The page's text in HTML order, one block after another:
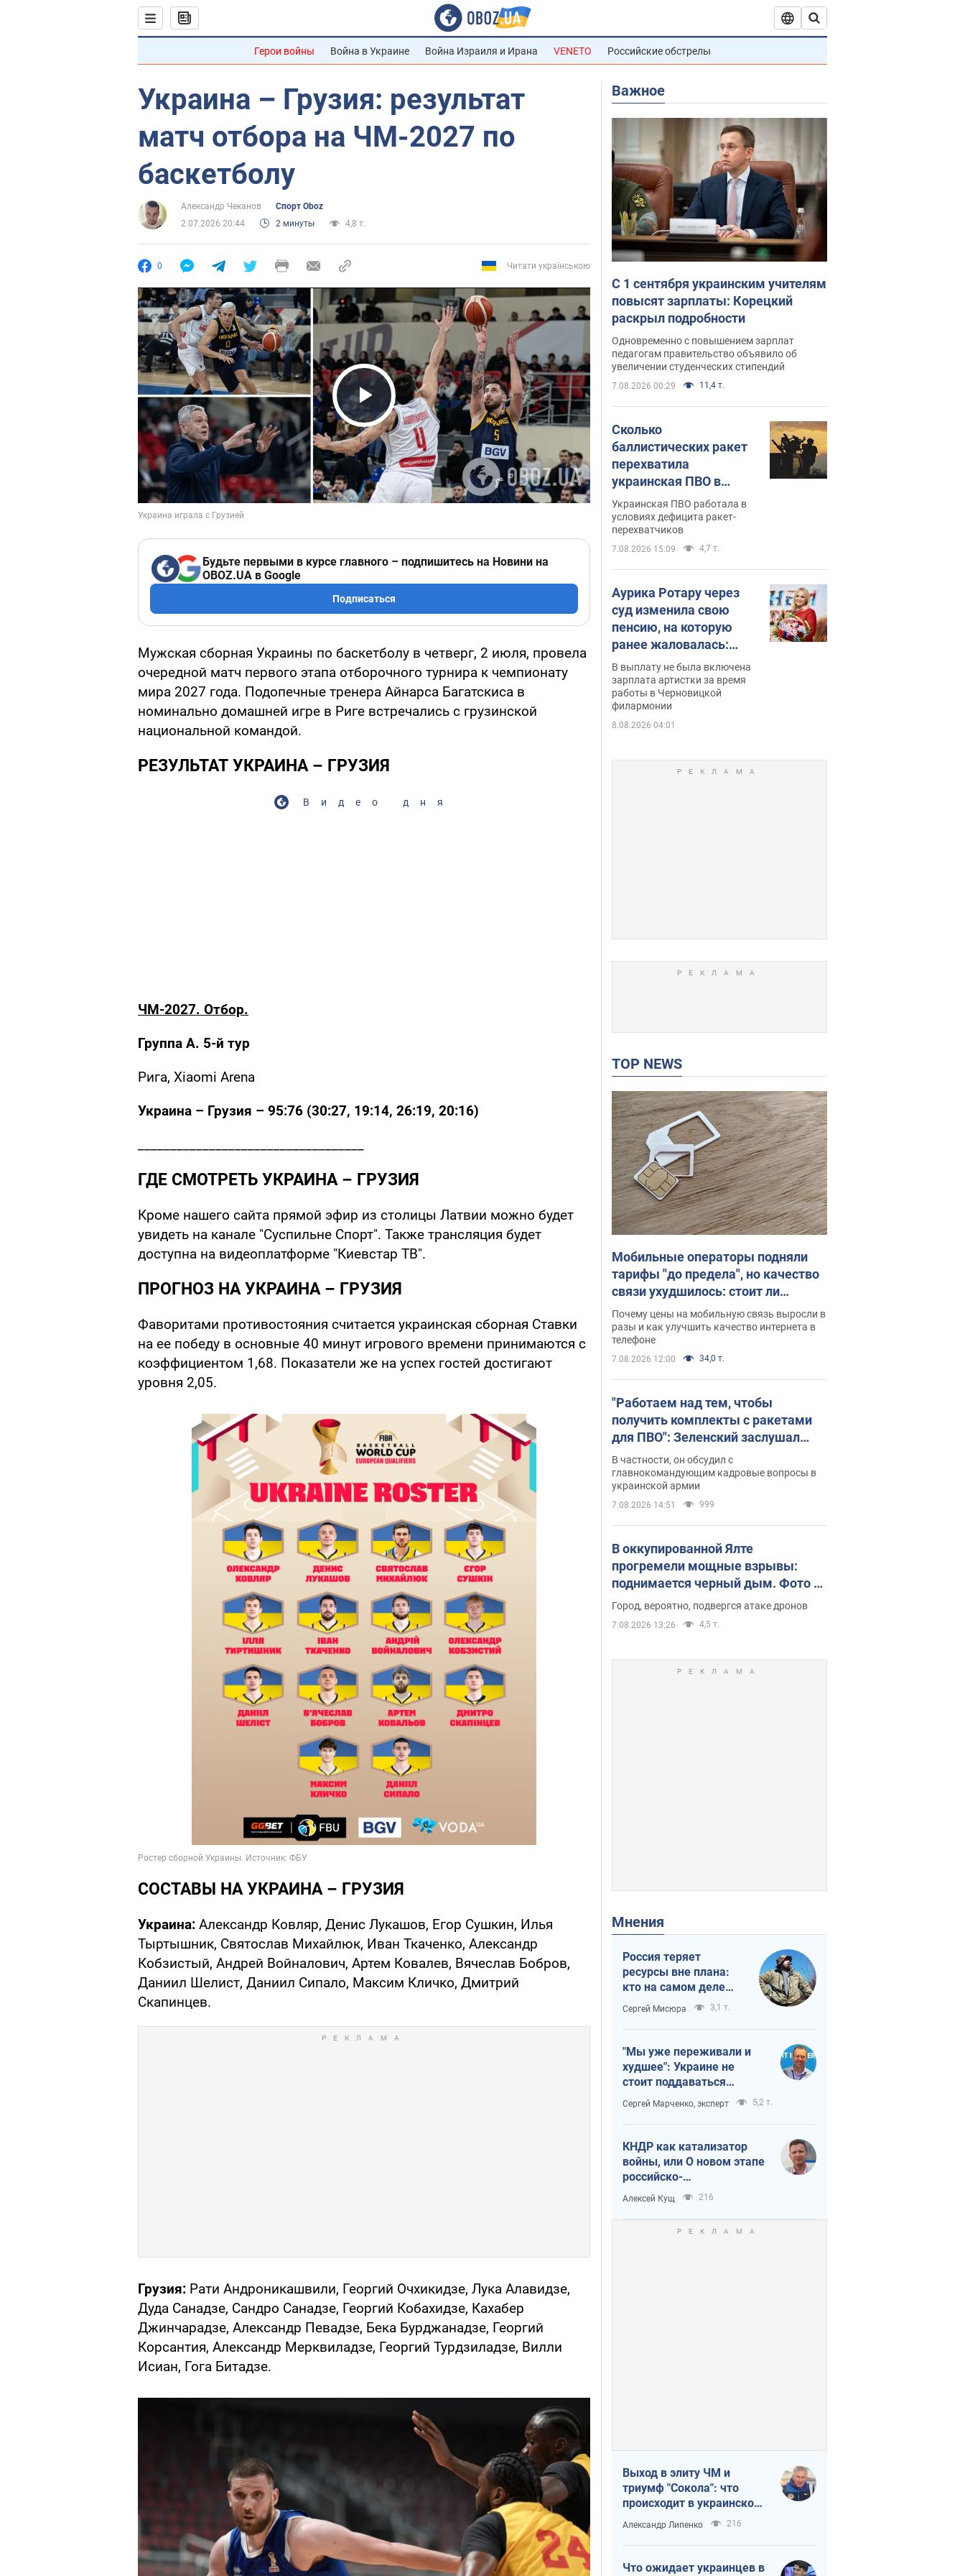
Герои войны Война в Украине Война Израиля и Ирана VENETO Российские обстрелы
Украина – Грузия: результат
матч отбора на ЧМ-2027 по
баскетболу
Александр Чеканов
Спорт Oboz
2.07.2026 20:44
2 минуты 4,8 т.
0 Читати українською
Play Video
Будьте первыми в курсе главного – подпишитесь на Новини на
OBOZ.UA в Google
Подписаться
Мужская сборная Украины по баскетболу в четверг, 2 июля, провела
очередной матч первого этапа отборочного турнира к чемпионату
мира 2027 года. Подопечные тренера Айнарса Багатскиса в
номинально домашней игре в Риге встречались с грузинской
национальной командой.
РЕЗУЛЬТАТ УКРАИНА – ГРУЗИЯ
Видео дня
ЧМ-2027. Отбор.
Группа А. 5-й тур
Рига, Xiaomi Arena
Украина – Грузия – 95:76 (30:27, 19:14, 26:19, 20:16)
ГДЕ СМОТРЕТЬ УКРАИНА – ГРУЗИЯ
Кроме нашего сайта прямой эфир из столицы Латвии можно будет
увидеть на канале "Суспильне Спорт". Также трансляция будет
доступна на видеоплатформе "Киевстар ТВ".
ПРОГНОЗ НА УКРАИНА – ГРУЗИЯ
Фаворитами противостояния считается украинская сборная Ставки
на ее победу в основные 40 минут игрового времени принимаются с
коэффициентом 1,68. Показатели же на успех гостей достигают
уровня 2,05.
СОСТАВЫ НА УКРАИНА – ГРУЗИЯ
Украина: Александр Ковляр, Денис Лукашов, Егор Сушкин, Илья
Тыртышник, Святослав Михайлюк, Иван Ткаченко, Александр
Кобзистый, Андрей Войналович, Артем Ковалев, Вячеслав Бобров,
Даниил Шелист, Даниил Сипало, Максим Кличко, Дмитрий
Скапинцев.
Грузия: Рати Андроникашвили, Георгий Очхикидзе, Лука Алавидзе,
Дуда Санадзе, Сандро Санадзе, Георгий Кобахидзе, Кахабер
Джинчарадзе, Александр Певадзе, Бека Бурджанадзе, Георгий
Корсантия, Александр Мерквиладзе, Георгий Турдзиладзе, Вилли
Исиан, Гога Битадзе.
Важное
С 1 сентября украинским учителям
повысят зарплаты: Корецкий
раскрыл подробности
Одновременно с повышением зарплат
педагогам правительство объявило об
увеличении студенческих стипендий
7.08.2026 00:29 11,4 т.
Сколько
баллистических ракет
перехватила
украинская ПВО в
июле: в Минобороны
назвали цифру
Украинская ПВО работала в
условиях дефицита ракет-
перехватчиков
7.08.2026 15:09 4,7 т.
Аурика Ротару через
суд изменила свою
пенсию, на которую
ранее жаловалась:
сколько получала
певица
В выплату не была включена
зарплата артистки за время
работы в Черновицкой
филармонии
8.08.2026 04:01
TOP NEWS
Мобильные операторы подняли
тарифы "до предела", но качество
связи ухудшилось: стоит ли
жаловаться на цены
Почему цены на мобильную связь выросли в
разы и как улучшить качество интернета в
телефоне
7.08.2026 12:00 34,0 т.
"Работаем над тем, чтобы
получить комплекты с ракетами
для ПВО": Зеленский заслушал
доклад Драпатого и объявил о
новых мерах
В частности, он обсудил с
главнокомандующим кадровые вопросы в
украинской армии
7.08.2026 14:51 999
В оккупированной Ялте
прогремели мощные взрывы:
поднимается черный дым. Фото и
видео
Город, вероятно, подвергся атаке дронов
7.08.2026 13:26 4,5 т.
Мнения
Россия теряет
ресурсы вне плана:
кто на самом деле
диктует темп войны
Сергей Мисюра 3,1 т.
"Мы уже переживали и
худшее": Украине не
стоит поддаваться
отчаянию из-за
ракетного террора
Сергей Марченко, эксперт 5,2 т.
КНДР как катализатор
войны, или О новом этапе
российско-
северокорейского союза
Алексей Кущ 216
Выход в элиту ЧМ и
триумф "Сокола": что
происходит в украинском
хоккее
Александр Липенко 216
Что ожидает украинцев в